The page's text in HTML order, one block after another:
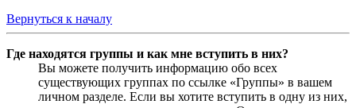
Вернуться к началу
Где находятся группы и как мне вступить в них?
Вы можете получить информацию обо всех
существующих группах по ссылке «Группы» в вашем
личном разделе. Если вы хотите вступить в одну из них,